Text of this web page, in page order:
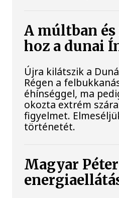
A múltban
hoz a dunai
Újra kilátszik a
Régen a
éhínséggel, ma
okozta extrém
figyelmet.
történetét.
Magyar